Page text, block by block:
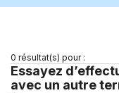
0 résultat(s) pour :
Essayez
avec un autre